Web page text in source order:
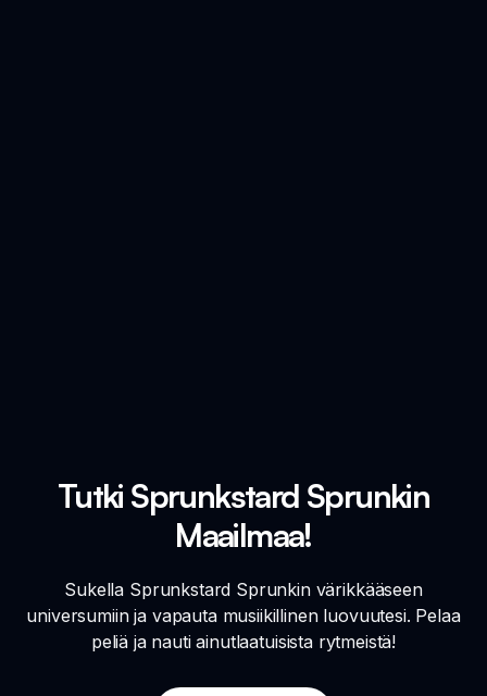
Tutki Sprunkstard Sprunkin
Maailmaa!
Sukella Sprunkstard Sprunkin värikkääseen
universumiin ja vapauta musiikillinen luovuutesi. Pelaa
peliä ja nauti ainutlaatuisista rytmeistä!